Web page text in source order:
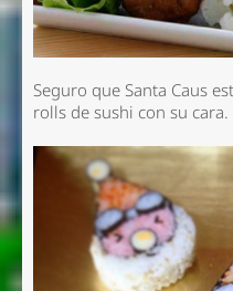
Seguro que Santa Caus
rolls de sushi con su cara.